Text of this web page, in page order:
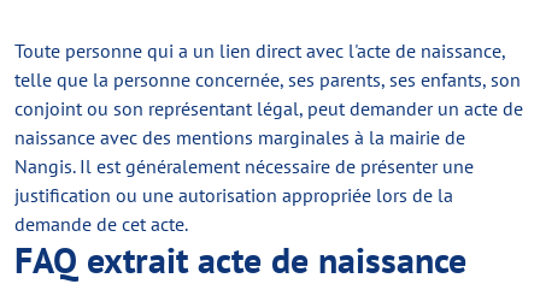
Toute personne qui a un lien direct avec l'acte de naissance,
telle que la personne concernée, ses parents, ses enfants, son
conjoint ou son représentant légal, peut demander un acte de
naissance avec des mentions marginales à la mairie de
Nangis. Il est généralement nécessaire de présenter une
justification ou une autorisation appropriée lors de la
demande de cet acte.
FAQ extrait acte de naissance